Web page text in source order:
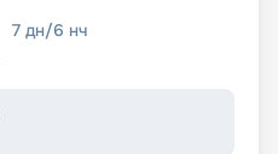
7 дн/6 нч